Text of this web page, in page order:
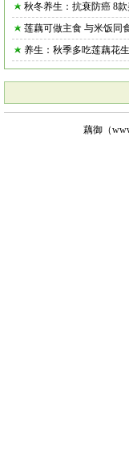
秋冬养生：抗衰防癌 8
莲藕可做主食 与米饭同
养生：秋季多吃莲藕花
藕御（